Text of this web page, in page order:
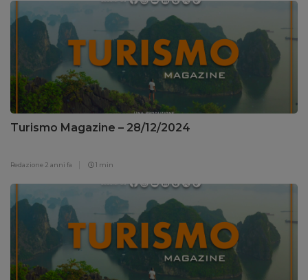
Turismo Magazine – 28/12/2024
Redazione 2 anni fa 1 min